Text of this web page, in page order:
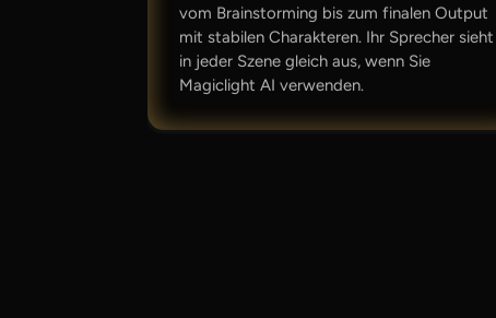
vom Brainstorming bis zum finalen Output
mit stabilen Charakteren. Ihr Sprecher sieht
in jeder Szene gleich aus, wenn Sie
Magiclight AI verwenden.